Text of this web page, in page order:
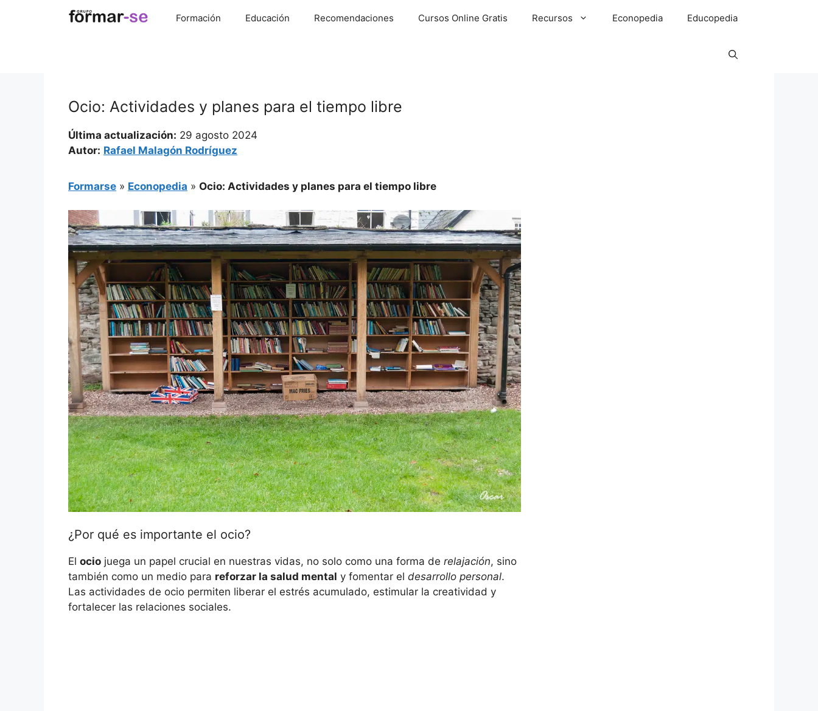
Formación Educación Recomendaciones Cursos Online Gratis Recursos Econopedia Educopedia
Ocio: Actividades y planes para el tiempo libre
Última actualización: 29 agosto 2024
Autor: Rafael Malagón Rodríguez
Formarse » Econopedia » Ocio: Actividades y planes para el tiempo libre
¿Por qué es importante el ocio?
El ocio juega un papel crucial en nuestras vidas, no solo como una forma de relajación, sino
también como un medio para reforzar la salud mental y fomentar el desarrollo personal.
Las actividades de ocio permiten liberar el estrés acumulado, estimular la creatividad y
fortalecer las relaciones sociales.